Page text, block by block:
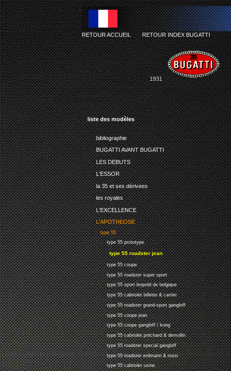
liste des modèles
bibliographie
BUGATTI AVANT BUGATTI
LES DEBUTS
L'ESSOR
la 35 et ses dérivees
les royales
L'EXCELLENCE
L'APOTHEOSE
type 55
type 55 prototype
type 55 roadster jean
type 55 coupe
type 55 roadster super sport
type 55 sport leopold de belgique
type 55 cabriolet billeter & cartier
type 55 roadster grand-sport gangloff
type 55 coupe jean
type 55 coupe gangloff / kong
type 55 cabriolet pritchard & demollin
type 55 roadster special gangloff
type 55 roadster erdmann & rossi
type 55 cabriolet usine
RETOUR ACCUEIL-RETOUR INDEX BUGATTI
1931